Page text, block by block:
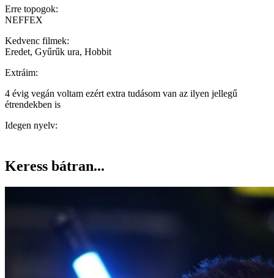
Erre topogok:
NEFFEX
Kedvenc filmek:
Eredet, Gyűrűk ura, Hobbit
Extráim:
4 évig vegán voltam ezért extra tudásom van az ilyen jellegű
étrendekben is
Idegen nyelv:
Keress bátran...